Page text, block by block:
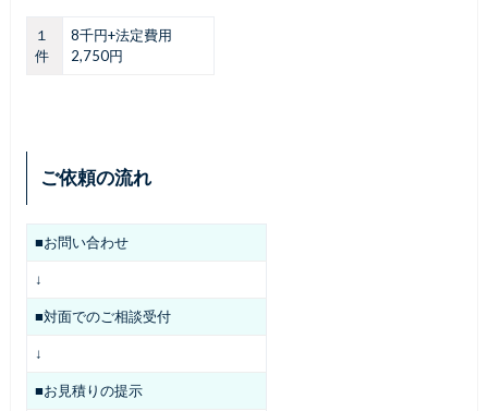
１
件
8千円+法定費用
2,750円
ご依頼の流れ
■お問い合わせ
↓
■対面でのご相談受付
↓
■お見積りの提示